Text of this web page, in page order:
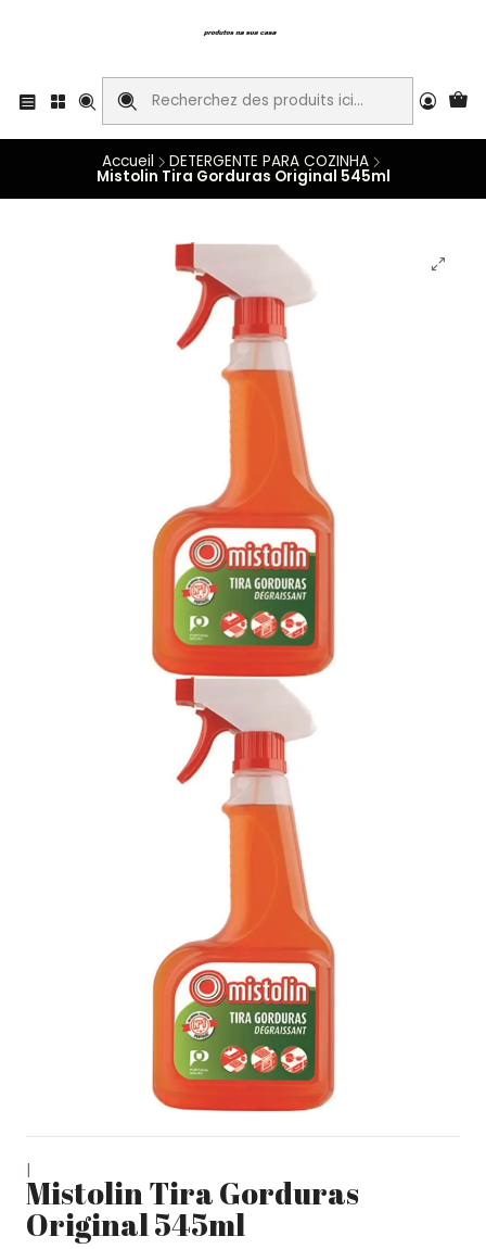
Accueil DETERGENTE PARA COZINHA
Mistolin Tira Gorduras Original 545ml
|
Mistolin Tira Gorduras
Original 545ml